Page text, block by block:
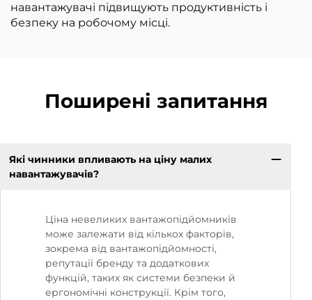
навантажувачі підвищують продуктивність і
безпеку на робочому місці.
Поширені запитання
Які чинники впливають на ціну малих
навантажувачів?
Ціна невеликих вантажопідйомників
може залежати від кількох факторів,
зокрема від вантажопідйомності,
репутації бренду та додаткових
функцій, таких як системи безпеки й
ергономічні конструкції. Крім того,